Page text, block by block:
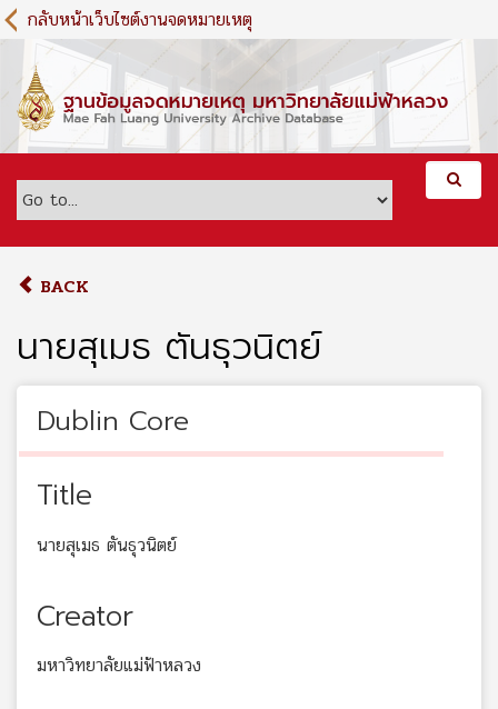
S
k
m
c
กลับหน้าเว็บไซต์งานจดหมายเหตุ
BACK
นายสุเมธ ตันธุวนิตย์
Dublin Core
Title
นายสุเมธ ตันธุวนิตย์
Creator
มหาวิทยาลัยแม่ฟ้าหลวง